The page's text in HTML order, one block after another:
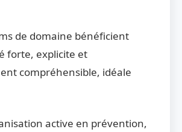
de domaine bénéficient
forte, explicite et
compréhensible, idéale
active en prévention,